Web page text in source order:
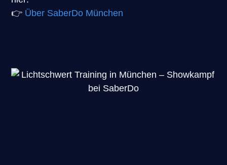
👉 Über SaberDo München